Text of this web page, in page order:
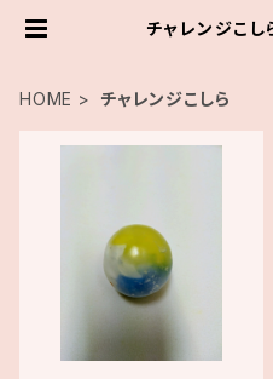
チャレンジこ
HOME チャレンジこしら